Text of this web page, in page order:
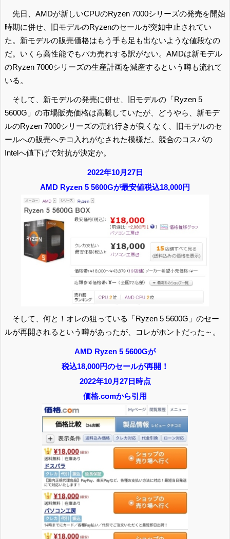
先日、AMDが新しいCPUのRyzen 7000シリーズの発売を開始
時期に併せ、旧モデルのRyzenのセールが突如中止されてい
た。新モデルの販売価格はもう手も足も出ないような値段なの
だ。いくら高性能でもバカ売れする訳がない。AMDは新モデル
のRyzen 7000シリーズの生産計画を減産するという噂も流れて
いる。
そして、新モデルの発売に併せ、旧モデルの「Ryzen 5
5600G」の市場販売価格は高騰していたが、どうやら、新モデ
ルのRyzen 7000シリーズの売れ行きが良くなく、旧モデルのセ
ールへの販売へテコ入れがなされた模様だ。競合のコスパの
Intelへ値下げで対抗が決定か。
2022年10月27日
AMD Ryzen 5 5600Gが最安値税込18,000円
そして、何と！オレの狙っている「Ryzen 5 5600G」のセー
ルが再開されるという噂があったが、コレがホントだった～。
AMD Ryzen 5 5600Gが
税込18,000円のセールが再開！
2022年10月27日時点
価格.comから引用